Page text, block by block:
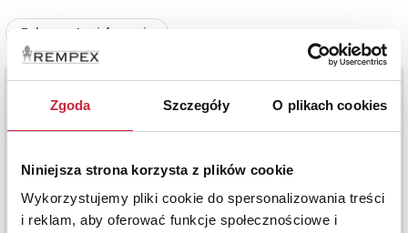
Zgoda Szczegóły O plikach cookies
Niniejsza strona korzysta z plików cookie
Wykorzystujemy pliki cookie do spersonalizowania treści
i reklam, aby oferować funkcje społecznościowe i
Zobacz pełne informacje